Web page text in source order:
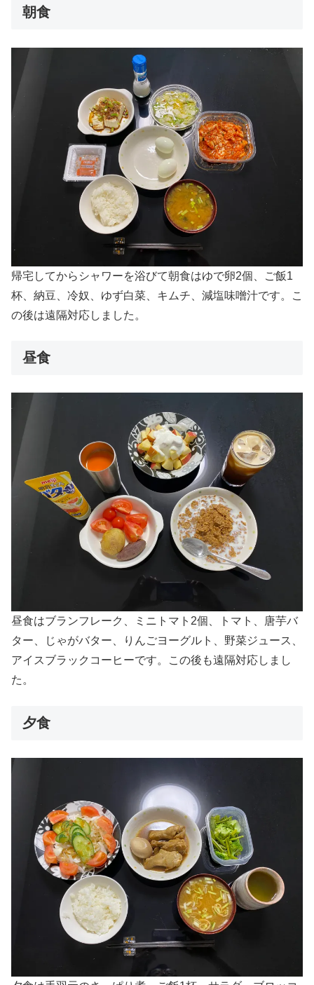
朝食
帰宅してからシャワーを浴びて朝食はゆで卵2個、ご飯1
杯、納豆、冷奴、ゆず白菜、キムチ、減塩味噌汁です。こ
の後は遠隔対応しました。
昼食
昼食はブランフレーク、ミニトマト2個、トマト、唐芋バ
ター、じゃがバター、りんごヨーグルト、野菜ジュース、
アイスブラックコーヒーです。この後も遠隔対応しまし
た。
夕食